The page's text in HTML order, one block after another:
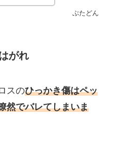
ぶたどん
がれ
スのひっかき傷はペッ
然でバレてしまいま